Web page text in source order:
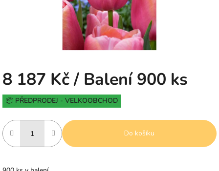
8 187 Kč/ Balení 900 ks
Měrná
cena:
📦 PŘEDPRODEJ - VELKOOBCHOD
Do košíku